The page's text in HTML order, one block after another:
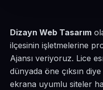
Dizayn Web Tasarım
ilçesinin işletmelerine
Ajansı veriyoruz. Lice
dünyada öne çıksın
ekrana uyumlu siteler